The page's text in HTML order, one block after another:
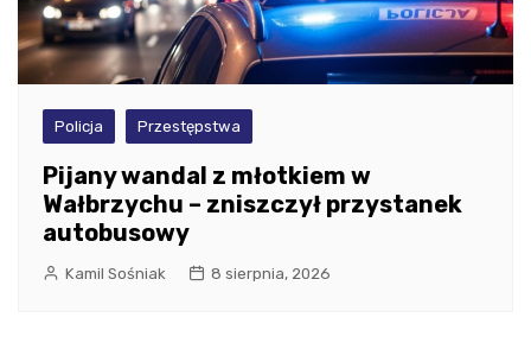
Policja Przestępstwa
Pijany wandal z młotkiem w
Wałbrzychu – zniszczył przystanek
autobusowy
Kamil Sośniak 8 sierpnia, 2026